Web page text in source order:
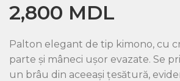
2,800 MDL
Palton elegant de tip kimono, cu
parte și mâneci ușor evazate. Se
un brâu din aceeași țesătură,